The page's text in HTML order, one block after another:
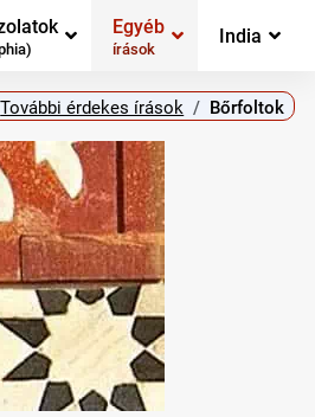
Egyéb
írások
India
További érdekes írások Bőrfoltok